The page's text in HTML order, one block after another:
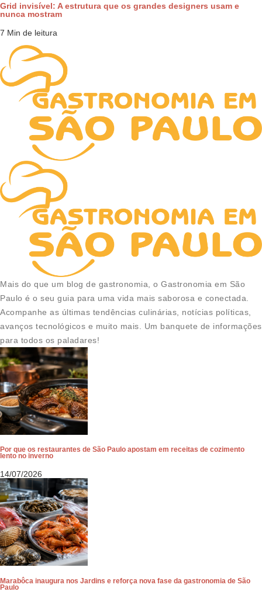
Grid invisível: A estrutura que os grandes designers usam e
nunca mostram
7 Min de leitura
Mais do que um blog de gastronomia, o Gastronomia em São
Paulo é o seu guia para uma vida mais saborosa e conectada.
Acompanhe as últimas tendências culinárias, notícias políticas,
avanços tecnológicos e muito mais. Um banquete de informações
para todos os paladares!
Por que os restaurantes de São Paulo apostam em receitas de cozimento
lento no inverno
14/07/2026
Marabôca inaugura nos Jardins e reforça nova fase da gastronomia de São
Paulo